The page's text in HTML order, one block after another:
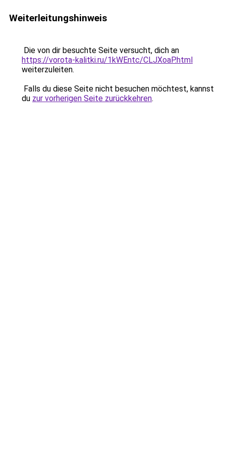
Weiterleitungshinweis
Die von dir besuchte Seite versucht, dich an
https://vorota-kalitki.ru/1kWEntc/CLJXoaP.html
weiterzuleiten.
Falls du diese Seite nicht besuchen möchtest, kannst
du zur vorherigen Seite zurückkehren.